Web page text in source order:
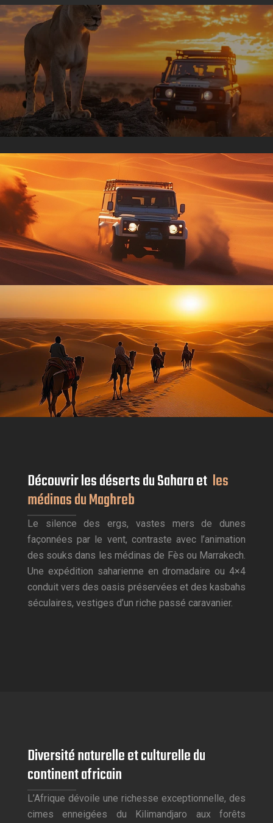
Découvrir les déserts du Sahara et les
médinas du Maghreb
Le silence des ergs, vastes mers de dunes
façonnées par le vent, contraste avec l’animation
des souks dans les médinas de Fès ou Marrakech.
Une expédition saharienne en dromadaire ou 4×4
conduit vers des oasis préservées et des kasbahs
séculaires, vestiges d’un riche passé caravanier.
Diversité naturelle et culturelle du
continent africain
L’Afrique dévoile une richesse exceptionnelle, des
cimes enneigées du Kilimandjaro aux forêts